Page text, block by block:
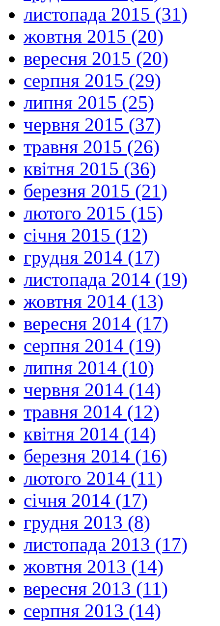
листопада 2015 (31)
жовтня 2015 (20)
вересня 2015 (20)
серпня 2015 (29)
липня 2015 (25)
червня 2015 (37)
травня 2015 (26)
квітня 2015 (36)
березня 2015 (21)
лютого 2015 (15)
січня 2015 (12)
грудня 2014 (17)
листопада 2014 (19)
жовтня 2014 (13)
вересня 2014 (17)
серпня 2014 (19)
липня 2014 (10)
червня 2014 (14)
травня 2014 (12)
квітня 2014 (14)
березня 2014 (16)
лютого 2014 (11)
січня 2014 (17)
грудня 2013 (8)
листопада 2013 (17)
жовтня 2013 (14)
вересня 2013 (11)
серпня 2013 (14)